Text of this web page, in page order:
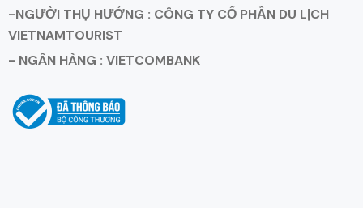
-NGƯỜI THỤ HƯỞNG : CÔNG TY CỔ PHẦN DU LỊCH
VIETNAMTOURIST
- NGÂN HÀNG : VIETCOMBANK